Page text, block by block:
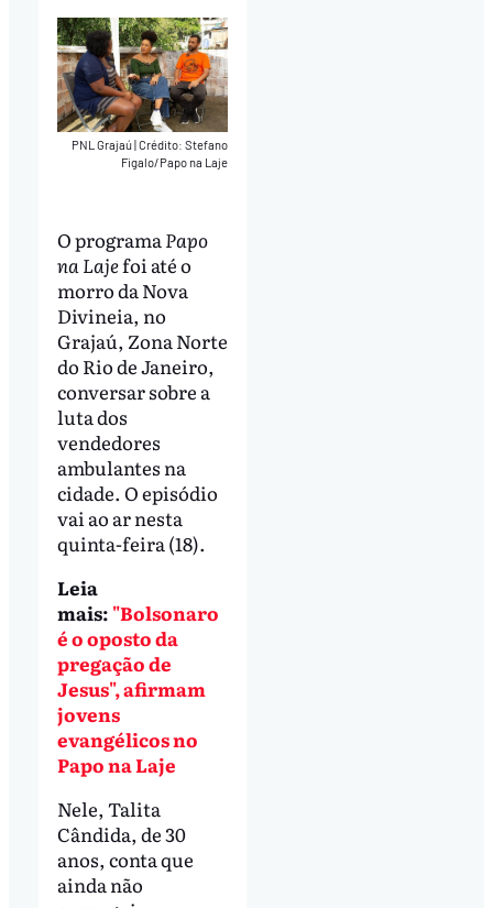
PNL Grajaú|Crédito: Stefano
Figalo/Papo na Laje
O programaPapo
na Lajefoi até o
morro da Nova
Divineia, no
Grajaú, Zona Norte
do Rio de Janeiro,
conversar sobre a
luta dos
vendedores
ambulantes na
cidade. O episódio
vai ao ar nesta
quinta-feira (18).
Leia
mais: "Bolsonaro
é o oposto da
pregação de
Jesus", afirmam
jovens
evangélicos no
Papo na Laje
Nele, Talita
Cândida, de 30
anos, conta que
ainda não